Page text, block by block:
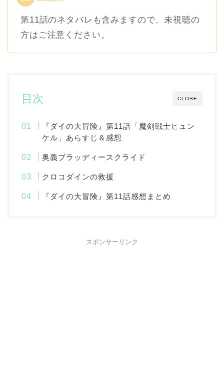
第11話のネタバレも含みますので、未視聴の
方はご注意ください。
CLOSE
目次
『ダイの大冒険』第11話「魔剣戦士ヒュン
ケル」あらすじ＆感想
奥義ブラッディースクライド
クロコダインの救援
『ダイの大冒険』第11話感想まとめ
スポンサーリンク